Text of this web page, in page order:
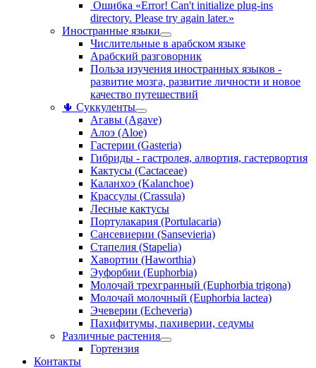
Ошибка «Error! Can't initialize plug-ins
directory. Please try again later.»
Иностранные языки
Числительные в арабском языке
Арабский разговорник
Польза изучения иностранных языков -
развитие мозга, развитие личности и новое
качество путешествий
🌵 Суккуленты
Агавы (Agave)
Алоэ (Aloe)
Гастерии (Gasteria)
Гибриды - гастролея, алвортия, гастервортия
Кактусы (Cactaceae)
Каланхоэ (Kalanchoe)
Крассулы (Crassula)
Лесные кактусы
Портулакария (Portulacaria)
Сансевиерии (Sansevieria)
Стапелия (Stapelia)
Хавортии (Haworthia)
Эуфорбии (Euphorbia)
Молочай трехгранный (Euphorbia trigona)
Молочай молочный (Euphorbia lactea)
Эчеверии (Echeveria)
Пахифитумы, пахиверии, седумы
Различные растения
Гортензия
Контакты